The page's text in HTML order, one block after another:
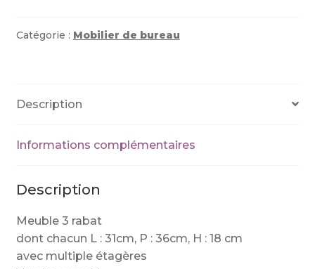
rabats
Catégorie : Mobilier de bureau
Description
Informations complémentaires
Description
Meuble 3 rabat
dont chacun L : 31cm, P : 36cm, H : 18 cm
avec multiple étagères